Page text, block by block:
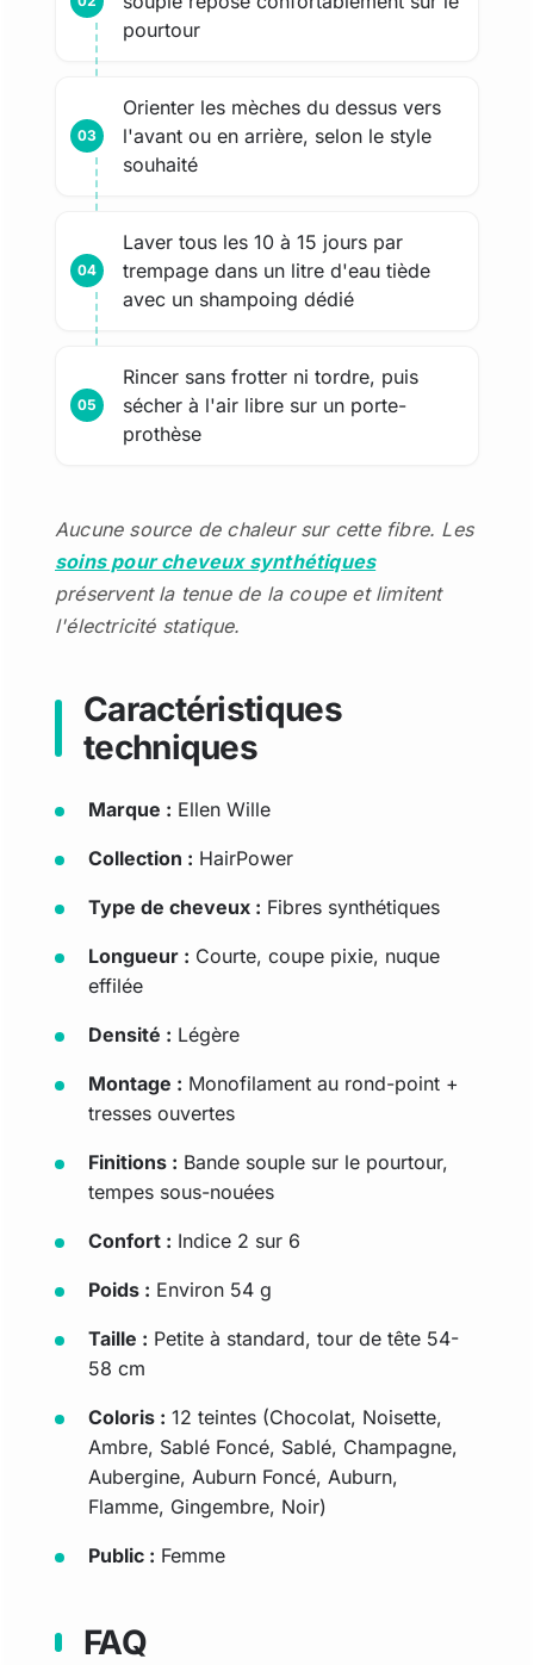
pourtour
Orienter les mèches du dessus vers
l'avant ou en arrière, selon le style
souhaité
Laver tous les 10 à 15 jours par
trempage dans un litre d'eau tiède
avec un shampoing dédié
Rincer sans frotter ni tordre, puis
sécher à l'air libre sur un porte-
prothèse
Aucune source de chaleur sur cette fibre. Les
soins pour cheveux synthétiques
préservent la tenue de la coupe et limitent
l'électricité statique.
Caractéristiques
techniques
Marque : Ellen Wille
Collection : HairPower
Type de cheveux : Fibres synthétiques
Longueur : Courte, coupe pixie, nuque
effilée
Densité : Légère
Montage : Monofilament au rond-point +
tresses ouvertes
Finitions : Bande souple sur le pourtour,
tempes sous-nouées
Confort : Indice 2 sur 6
Poids : Environ 54 g
Taille : Petite à standard, tour de tête 54-
58 cm
Coloris : 12 teintes (Chocolat, Noisette,
Ambre, Sablé Foncé, Sablé, Champagne,
Aubergine, Auburn Foncé, Auburn,
Flamme, Gingembre, Noir)
Public : Femme
FAQ